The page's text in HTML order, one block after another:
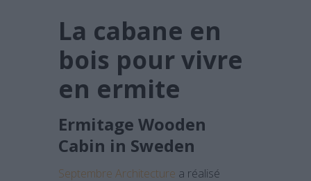
La cabane en
bois pour vivre
en ermite
Ermitage Wooden
Cabin in Sweden
Septembre Architecture a réalisé